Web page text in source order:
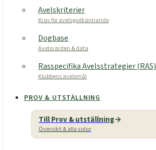
Avelskriterier
Krav för avelsgodkännande
Dogbase
Avelsvärden & data
Rasspecifika Avelsstrategier (RAS)
Klubbens avelsmål
PROV & UTSTÄLLNING
Till Prov & utställning
Översikt & alla sidor